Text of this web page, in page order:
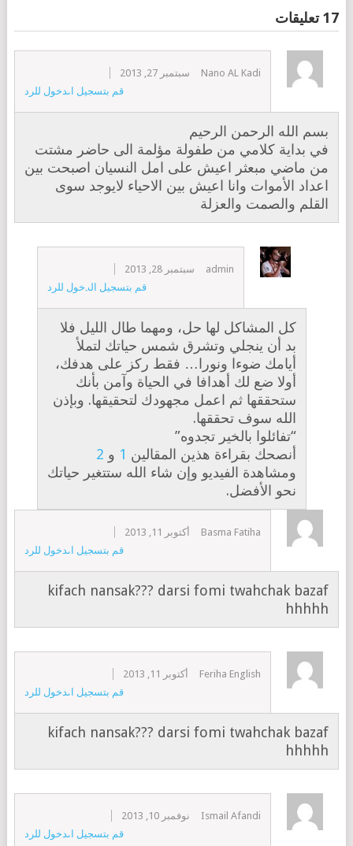
17 تعليقات
Nano AL Kadi
سبتمبر 27, 2013
قم بتسجيل الدخول للرد
بسم الله الرحمن الرحيم
في بداية كلامي من طفولة مؤلمة الى حاضر مشتت
من ماضي مبعثر اعيش على امل النسيان اصبحت بين
اعداد الأموات وانا اعيش بين الاحياء لايوجد سوى
القلم والصمت والعزلة
admin
سبتمبر 28, 2013
قم بتسجيل الدخول للرد
كل المشاكل لها حل، ومهما طال الليل فلا
بد أن ينجلي وتشرق شمس حياتك لتملأ
أيامك ضوءا ونورا… فقط ركز على هدفك،
أولا ضع لك أهدافا في الحياة وآمن بأنك
ستحققها ثم اعمل مجهودك لتحقيقها. وبإذن
الله سوف تحققها.
“تفائلوا بالخير تجدوه”
أنصحك بقراءة هذين المقالين 1 و 2
ومشاهدة الفيديو وإن شاء الله ستتغير حياتك
نحو الأفضل.
Basma Fatiha
أكتوبر 11, 2013
قم بتسجيل الدخول للرد
kifach nansak??? darsi fomi twahchak bazaf
hhhhh
Feriha English
أكتوبر 11, 2013
قم بتسجيل الدخول للرد
kifach nansak??? darsi fomi twahchak bazaf
hhhhh
Ismail Afandi
نوفمبر 10, 2013
قم بتسجيل الدخول للرد